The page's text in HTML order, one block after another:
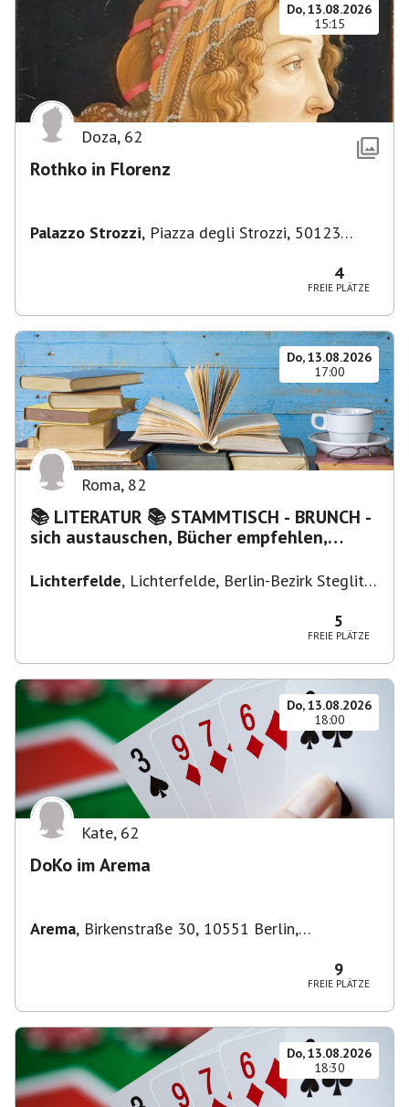
Do, 13.08.2026
15:15
Doza, 62
Rothko in Florenz
Palazzo Strozzi, Piazza degli Strozzi, 50123
4
FREIE PLÄTZE
Do, 13.08.2026
17:00
Roma, 82
📚 LITERATUR 📚 STAMMTISCH - BRUNCH -
sich austauschen, Bücher empfehlen,
Lichterfelde, Lichterfelde, Berlin-Bezirk Steglitz-
5
FREIE PLÄTZE
Do, 13.08.2026
18:00
Kate, 62
DoKo im Arema
Arema, Birkenstraße 30, 10551 Berlin,
9
FREIE PLÄTZE
Do, 13.08.2026
18:30